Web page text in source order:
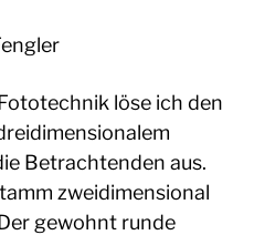
löse ich den
Betrachtenden aus.
zweidimensional
gewohnt runde